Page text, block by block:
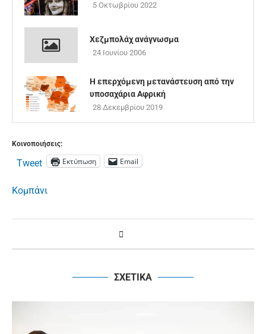
5 Οκτωβρίου 2022
Χεζμπολάχ ανάγνωσμα
24 Ιουνίου 2006
Η επερχόμενη μετανάστευση από την
υποσαχάρια Αφρική
28 Δεκεμβρίου 2019
Κοινοποιήσεις:
Tweet Εκτύπωση Email
Κομπάνι
ΣΧΕΤΙΚΑ